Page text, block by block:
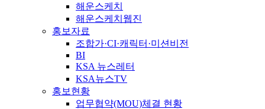
해운스케치
해운스케치웹진
홍보자료
조합가·CI·캐릭터·미션비전
BI
KSA 뉴스레터
KSA뉴스TV
홍보현황
업무협약(MOU)체결 현황